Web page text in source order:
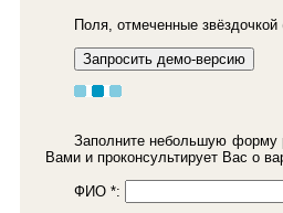
Поля, отмеченные звёздочкой
Заполните небольшую форму
Вами и проконсультирует Вас о
ФИО *: